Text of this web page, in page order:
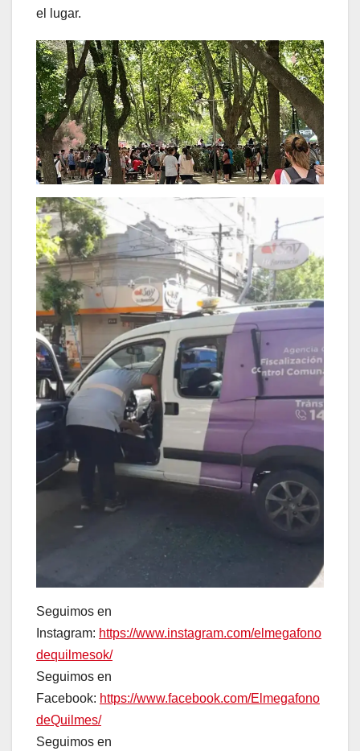
el lugar.
Seguimos en
Instagram: https://www.instagram.com/elmegafono
dequilmesok/
Seguimos en
Facebook: https://www.facebook.com/Elmegafono
deQuilmes/
Seguimos en